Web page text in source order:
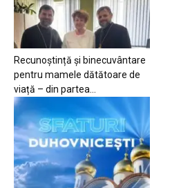
Recunoștință și binecuvântare
pentru mamele dătătoare de
viață – din partea...